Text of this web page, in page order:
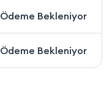
Ödeme Bekleniyor
Ödeme Bekleniyor